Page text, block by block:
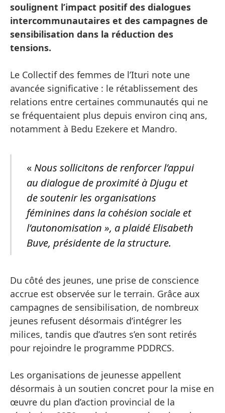
soulignent l’impact positif des dialogues
intercommunautaires et des campagnes de
sensibilisation dans la réduction des
tensions.
Le Collectif des femmes de l’Ituri note une
avancée significative : le rétablissement des
relations entre certaines communautés qui ne
se fréquentaient plus depuis environ cinq ans,
notamment à Bedu Ezekere et Mandro.
« Nous sollicitons de renforcer l’appui
au dialogue de proximité à Djugu et
de soutenir les organisations
féminines dans la cohésion sociale et
l’autonomisation », a plaidé Elisabeth
Buve, présidente de la structure.
Du côté des jeunes, une prise de conscience
accrue est observée sur le terrain. Grâce aux
campagnes de sensibilisation, de nombreux
jeunes refusent désormais d’intégrer les
milices, tandis que d’autres s’en sont retirés
pour rejoindre le programme PDDRCS.
Les organisations de jeunesse appellent
désormais à un soutien concret pour la mise en
œuvre du plan d’action provincial de la